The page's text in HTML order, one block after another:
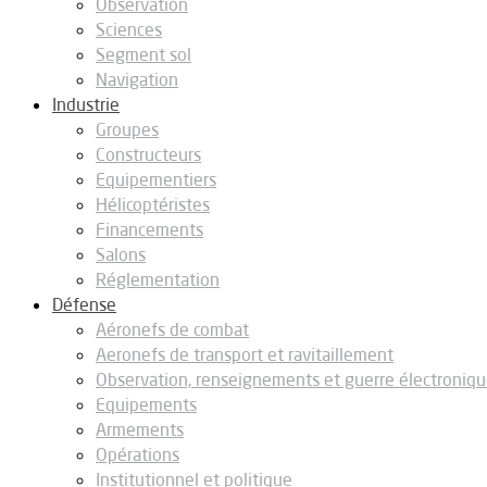
Observation
Sciences
Segment sol
Navigation
Industrie
Groupes
Constructeurs
Equipementiers
Hélicoptéristes
Financements
Salons
Réglementation
Défense
Aéronefs de combat
Aeronefs de transport et ravitaillement
Observation, renseignements et guerre
Equipements
Armements
Opérations
Institutionnel et politique